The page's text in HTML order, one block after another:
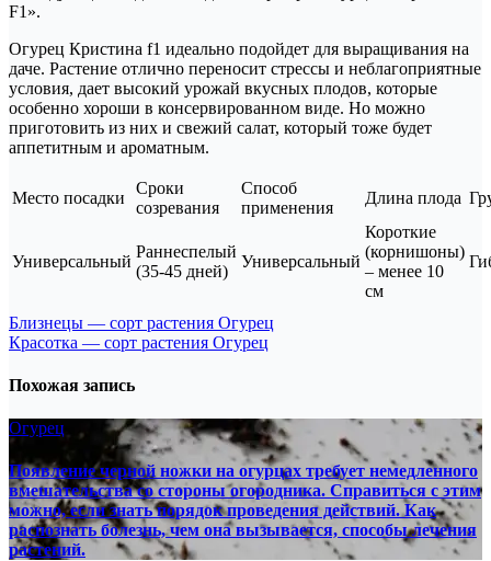
F1».
Огурец Кристина f1 идеально подойдет для выращивания на
даче. Растение отлично переносит стрессы и неблагоприятные
условия, дает высокий урожай вкусных плодов, которые
особенно хороши в консервированном виде. Но можно
приготовить из них и свежий салат, который тоже будет
аппетитным и ароматным.
Место посадки
Сроки
созревания
Способ
применения
Длина плода
Универсальный
Раннеспелый
(35-45 дней)
Универсальный
Короткие
(корнишоны)
– менее 10
см
Навигация
по
записям
Близнецы — сорт растения Огурец
Красотка — сорт растения Огурец
Похожая запись
Огурец
Появление черной ножки на огурцах требует немедленного
вмешательства со стороны огородника. Справиться с этим
можно, если знать порядок проведения действий. Как
распознать болезнь, чем она вызывается, способы лечения
растений.